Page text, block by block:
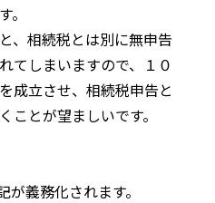
、相続税とは別に無申告
てしまいますので、１０
成立させ、相続税申告と
ことが望ましいです。
義務化されます。